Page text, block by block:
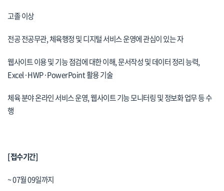
고졸 이상
전공 전공무관, 체육행정 및 디지털 서비스 운영에 관심이 있는 자
웹사이트 이용 및 기능 점검에 대한 이해, 문서작성 및 데이터 정리 능력,
Excel·HWP·PowerPoint 활용 기술
체육 분야 온라인 서비스 운영, 웹사이트 기능 모니터링 및 정보화 업무 등 수
행
[접수기간]
~ 07월 09일까지